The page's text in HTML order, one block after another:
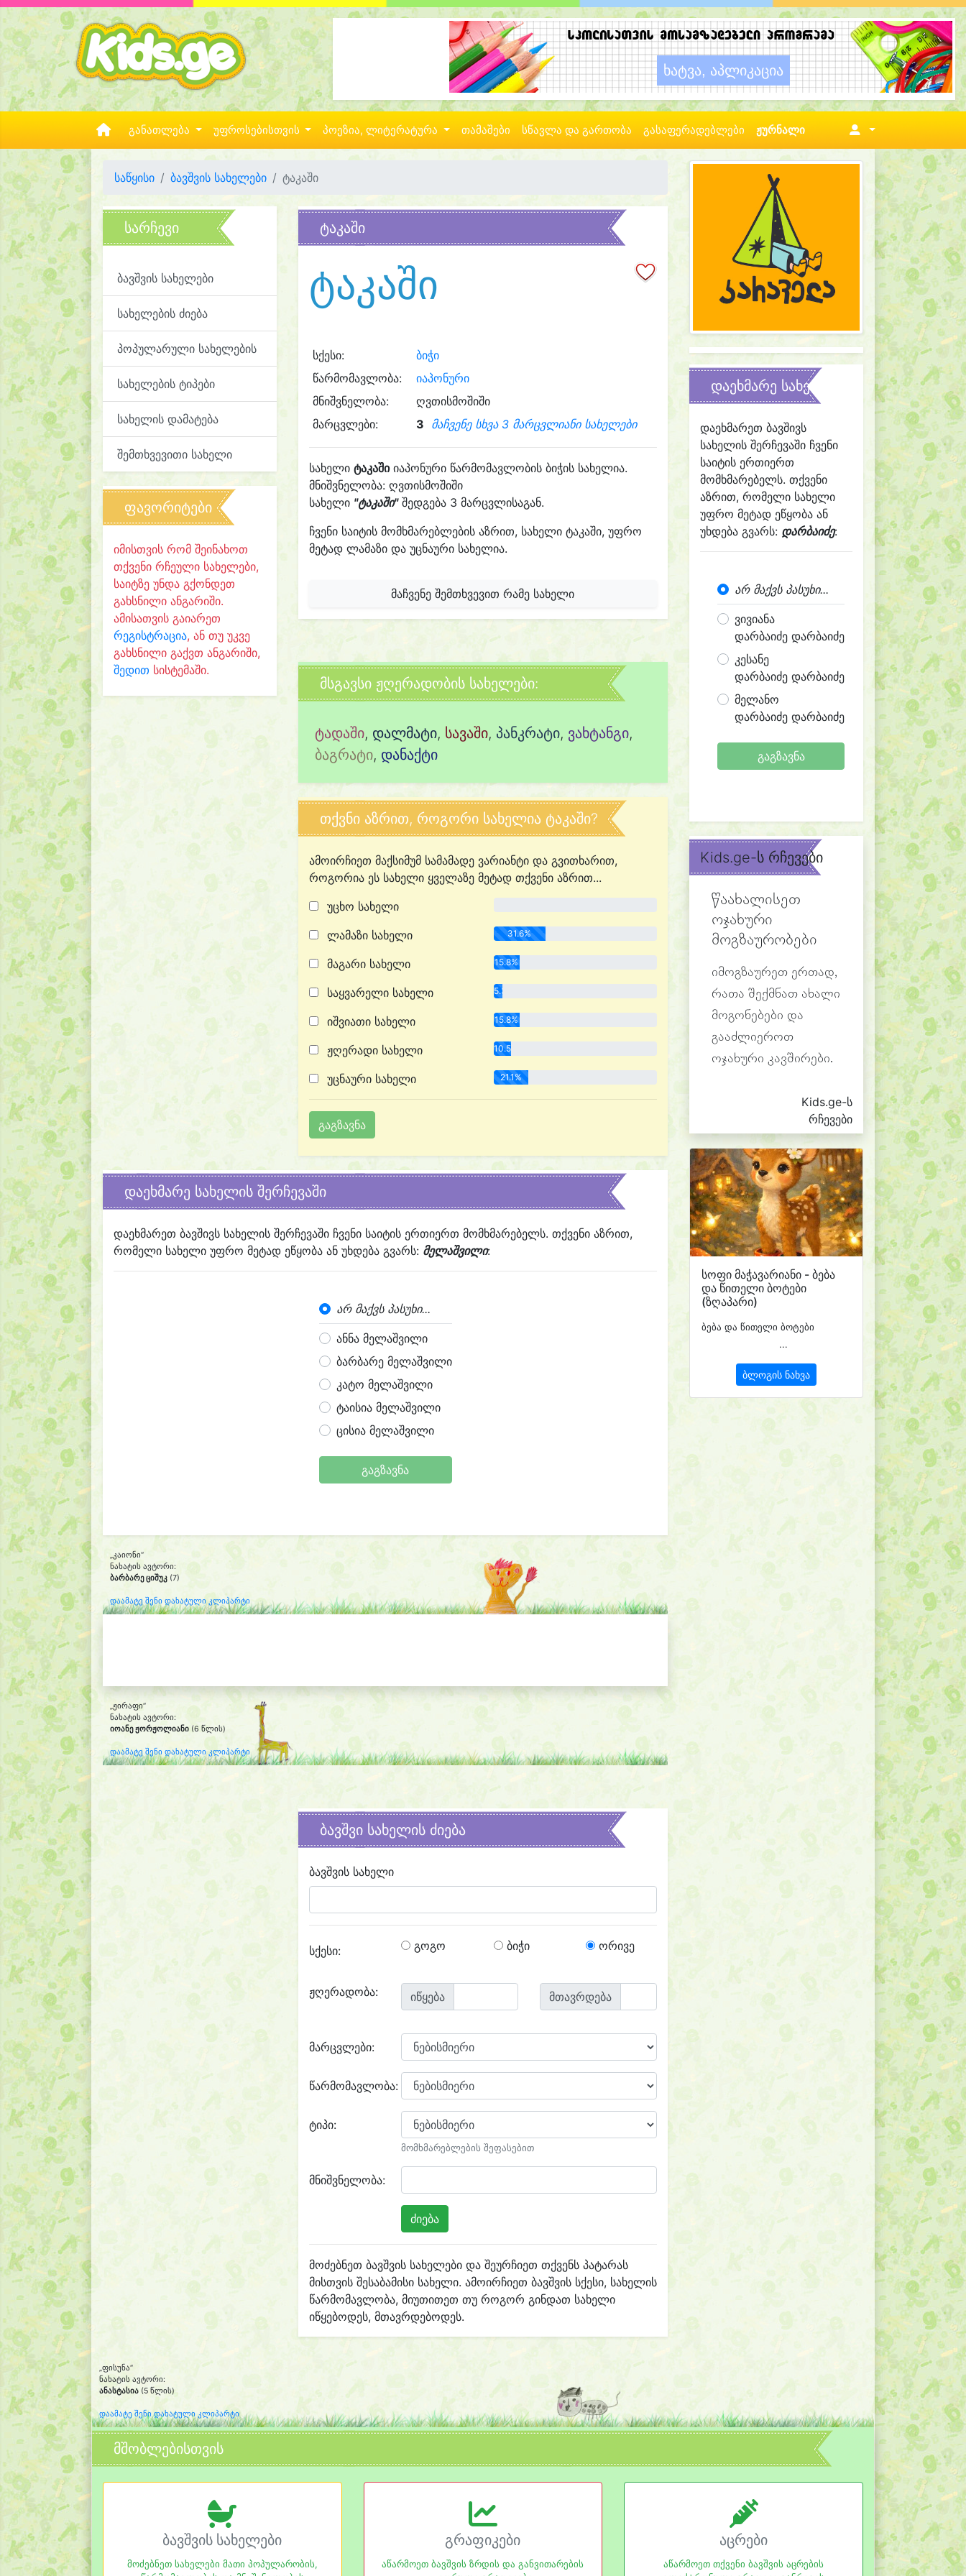
განათლება უფროსებისთვის პოეზია, ლიტერატურა თამაშები სწავლა და გართობა გასაფერადებლები ჟურნალი
საწყისი ბავშვის სახელები ტაკაში
სარჩევი
ბავშვის სახელები
სახელების ძიება
პოპულარული სახელების
სახელების ტიპები
სახელის დამატება
შემთხვევითი სახელი
ფავორიტები
იმისთვის რომ შეინახოთ
თქვენი რჩეული სახელები,
საიტზე უნდა გქონდეთ
გახსნილი ანგარიში.
ამისათვის გაიარეთ
რეგისტრაცია, ან თუ უკვე
გახსნილი გაქვთ ანგარიში,
შედით სისტემაში.
ტაკაში
ტაკაში
სქესი:
ბიჭი
წარმომავლობა:
იაპონური
მნიშვნელობა:
ღვთისმოშიში
მარცვლები:
3 მაჩვენე სხვა 3 მარცვლიანი სახელები
სახელი ტაკაშიიაპონური წარმომავლობის ბიჭის სახელია.
მნიშვნელობა: ღვთისმოშიში
სახელი "ტაკაში"შედგება 3 მარცვლისაგან.
ჩვენი საიტის მომხმარებლების აზრით, სახელი ტაკაში, უფრო
მეტად ლამაზი და უცნაური სახელია.
მაჩვენე შემთხვევით რამე სახელი
მსგავსი ჟღერადობის სახელები:
ტადაში, დალმატი, სავაში, პანკრატი, ვახტანგი,
ბაგრატი, დანაქტი
თქვნი აზრით, როგორი სახელია ტაკაში?
ამოირჩიეთ მაქსიმუმ სამამადე ვარიანტი და გვითხარით,
როგორია ეს სახელი ყველაზე მეტად თქვენი აზრით...
უცხო სახელი
ლამაზი სახელი 31.6%
მაგარი სახელი 15.8%
საყვარელი სახელი 5.3%
იშვიათი სახელი 15.8%
ჟღერადი სახელი 10.5%
უცნაური სახელი 21.1%
დაეხმარე სახელის შერჩევაში
დაეხმარეთ ბავშივს სახელის შერჩევაში ჩვენი საიტის ერთიერთ მომხმარებელს. თქვენი აზრით,
რომელი სახელი უფრო მეტად ეწყობა ან უხდება გვარს: მელაშვილი:
არ მაქვს პასუხი...
ანნა მელაშვილი
ბარბარე მელაშვილი
კატო მელაშვილი
ტაისია მელაშვილი
ცისია მელაშვილი
გაგზავნა
„კაიონი“
ნახატის ავტორი:
ბარბარე ციშუკ (7)
დაამატე შენი დახატული კლიპარტი
„ჟირაფი“
ნახატის ავტორი:
იოანე ჟორჟოლიანი (6 წლის)
დაამატე შენი დახატული კლიპარტი
ბავშვი სახელის ძიება
ბავშვის სახელი
სქესი: გოგო ბიჭი ორივე
ჟღერადობა: იწყება მთავრდება
მარცვლები:
წარმომავლობა:
ტიპი:
მომხმარებლების შეფასებით
მნიშვნელობა:
მოძებნეთ ბავშვის სახელები და შეურჩიეთ თქვენს პატარას
მისთვის შესაბამისი სახელი. ამოირჩიეთ ბავშვის სქესი, სახელის
წარმომავლობა, მიუთითეთ თუ როგორ გინდათ სახელი
იწყებოდეს, მთავრდებოდეს.
დაეხმარე სახელის შერჩევაში
დაეხმარეთ ბავშივს
სახელის შერჩევაში ჩვენი
საიტის ერთიერთ
მომხმარებელს. თქვენი
აზრით, რომელი სახელი
უფრო მეტად ეწყობა ან
უხდება გვარს: დარბაიძე:
არ მაქვს პასუხი...
ვივიანა
დარბაიძე დარბაიძე
კესანე
დარბაიძე დარბაიძე
მელანო
დარბაიძე დარბაიძე
გაგზავნა
Kids.ge-ს რჩევები
წაახალისეთ
ოჯახური
მოგზაურობები
იმოგზაურეთ ერთად,
რათა შექმნათ ახალი
მოგონებები და
გააძლიეროთ
ოჯახური კავშირები.
Kids.ge-ს
რჩევები
სოფი მაჭავარიანი - ბება
და წითელი ბოტები
(ზღაპარი)
ბება და წითელი ბოტები
...
ბლოგის ნახვა
„ფისუნა“
ნახატის ავტორი:
ანასტასია (5 წლის)
დაამატე შენი დახატული კლიპარტი
მშობლებისთვის
ბავშვის სახელები
მოძებნეთ სახელები მათი პოპულარობის,
გრაფიკები
აწარმოეთ ბავშვის ზრდის და განვითარების
აცრები
აწარმოეთ თქვენი ბავშვის აცრების